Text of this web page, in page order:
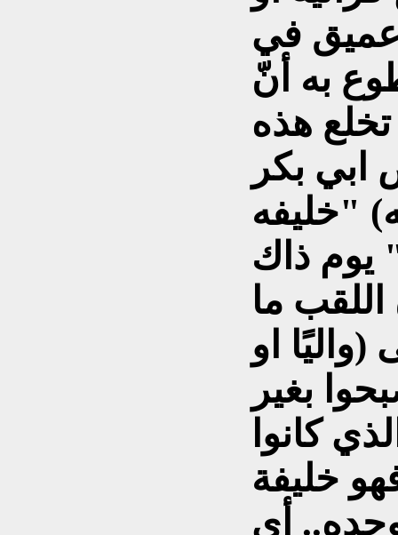
عميق في
به أنّ
هذه
بكر
"خليفه
ما
او
بغير
كانوا
خليفة
أي